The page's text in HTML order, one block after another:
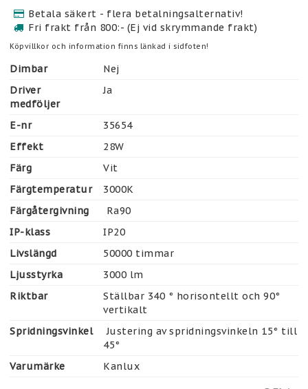
Betala säkert - flera betalningsalternativ!
Fri frakt från 800:- (Ej vid skrymmande frakt)
Köpvillkor och information finns länkad i sidfoten!
Dimbar
Nej
Driver
medföljer
Ja
E-nr
35654
Effekt
28W
Färg
Vit
Färgtemperatur
3000K
Färgåtergivning
Ra90
IP-klass
IP20
Livslängd
50000 timmar
Ljusstyrka
3000 lm
Riktbar
Ställbar 340 ° horisontellt och 90°
vertikalt
Spridningsvinkel
Justering av spridningsvinkeln 15° till
45°
Varumärke
Kanlux